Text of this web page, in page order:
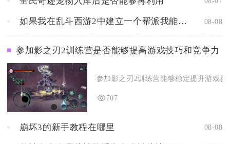
如果我在乱斗西游2中建立一个帮派我能够获得什么样的好处 08-08
参加影之刃2训练营是否能够提高游戏技巧和竞争力
参加影之刃2训练营能够稳定提升游戏
707
崩坏3的新手教程在哪里 08-08